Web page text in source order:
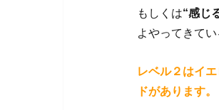
もしくは“感じ
よやってきて
レベル２はイ
ドがあります。